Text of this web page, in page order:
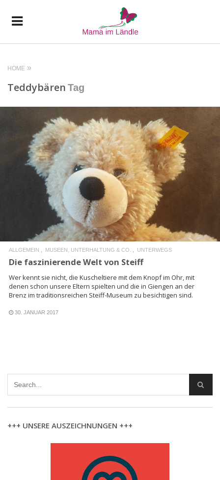
HOME
Teddybären Tag
READ MORE
ALLGEMEIN MUSEEN, UNTERHALTUNG & CO. UNTERWEGS
Die faszinierende Welt von Steiff
Wer kennt sie nicht, die Kuscheltiere mit dem Knopf im Ohr, mit
denen schon unsere Eltern spielten und die in Giengen an der
Brenz im traditionsreichen Steiff-Museum zu besichtigen sind.
30. JANUAR 2017
+++ UNSERE AUSZEICHNUNGEN +++